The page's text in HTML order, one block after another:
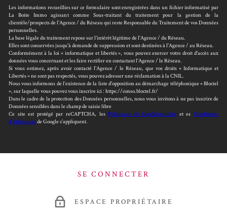
Les informations recueillies sur ce formulaire sont enregistrées dans un fichier informatisé par
La Boite Immo agissant comme Sous-traitant du traitement pour la gestion de la
clientèle/prospects de l'Agence / du Réseau qui reste Responsable du Traitement de vos Données
personnelles.
La base légale du traitement repose sur l’intérêt légitime de l'Agence / du Réseau.
Elles sont conservées jusqu'à demande de suppression et sont destinées à l'Agence / au Réseau.
Conformément à la loi « informatique et libertés », vous pouvez exercer votre droit d'accès aux
données vous concernant et les faire rectifier en contactant l'Agence / le Réseau.
Si vous estimez, après avoir contacté l'Agence / le Réseau, que vos droits « Informatique et
Libertés » ne sont pas respectés, vous pouvez adresser une réclamation à la CNIL.
Nous vous informons de l’existence de la liste d'opposition au démarchage téléphonique « Bloctel
», sur laquelle vous pouvez vous inscrire ici : https://conso.bloctel.fr/
Dans le cadre de la protection des Données personnelles, nous vous invitons à ne pas inscrire de
Données sensibles dans le champ de saisie libre
Ce site est protégé par reCAPTCHA, lesPolitiques de Confidentialité et esConditions
d'utilisationde Google s'appliquent.
SE CONNECTER
ESPACE PROPRIÉTAIRE